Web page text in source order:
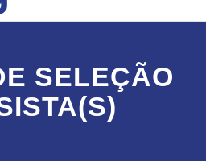
SELEÇÃO